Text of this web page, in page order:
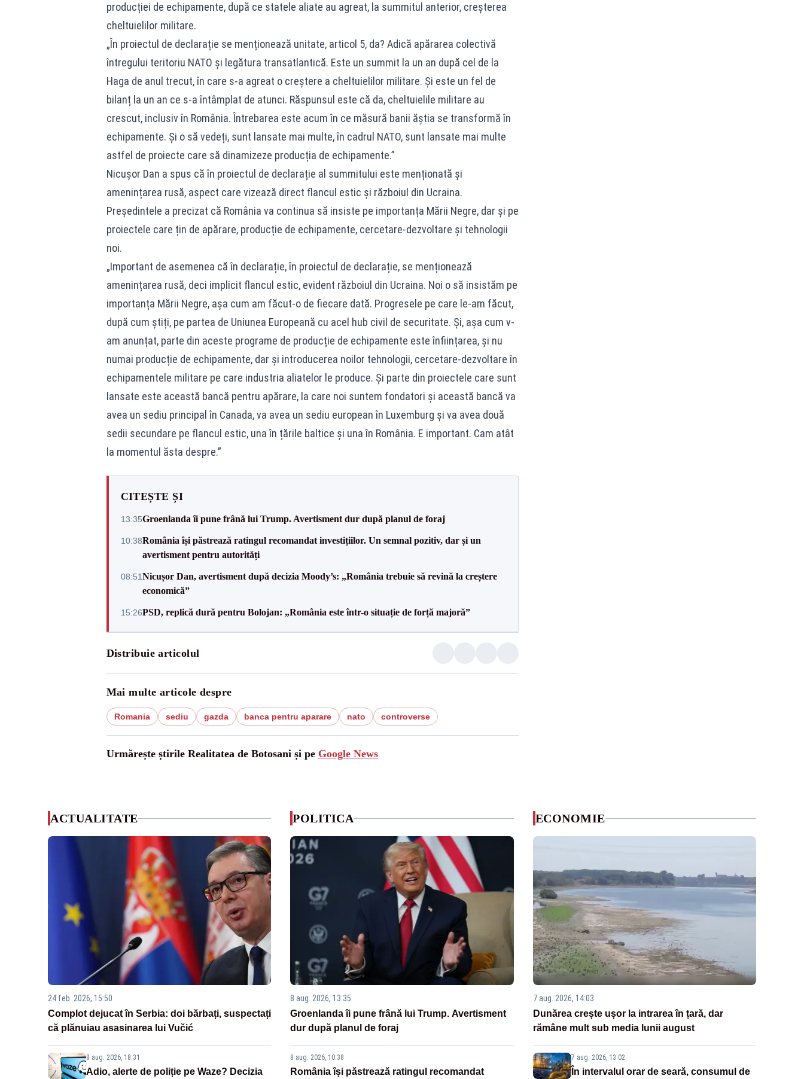
producției de echipamente, după ce statele aliate au agreat, la summitul anterior, creșterea
cheltuielilor militare.
„În proiectul de declarație se menționează unitate, articol 5, da? Adică apărarea colectivă
întregului teritoriu NATO și legătura transatlantică. Este un summit la un an după cel de la
Haga de anul trecut, în care s-a agreat o creștere a cheltuielilor militare. Și este un fel de
bilanț la un an ce s-a întâmplat de atunci. Răspunsul este că da, cheltuielile militare au
crescut, inclusiv în România. Întrebarea este acum în ce măsură banii ăștia se transformă în
echipamente. Și o să vedeți, sunt lansate mai multe, în cadrul NATO, sunt lansate mai multe
astfel de proiecte care să dinamizeze producția de echipamente.”
Nicușor Dan a spus că în proiectul de declarație al summitului este menționată și
amenințarea rusă, aspect care vizează direct flancul estic și războiul din Ucraina.
Președintele a precizat că România va continua să insiste pe importanța Mării Negre, dar și pe
proiectele care țin de apărare, producție de echipamente, cercetare-dezvoltare și tehnologii
noi.
„Important de asemenea că în declarație, în proiectul de declarație, se menționează
amenințarea rusă, deci implicit flancul estic, evident războiul din Ucraina. Noi o să insistăm pe
importanța Mării Negre, așa cum am făcut-o de fiecare dată. Progresele pe care le-am făcut,
după cum știți, pe partea de Uniunea Europeană cu acel hub civil de securitate. Și, așa cum v-
am anunțat, parte din aceste programe de producție de echipamente este înființarea, și nu
numai producție de echipamente, dar și introducerea noilor tehnologii, cercetare-dezvoltare în
echipamentele militare pe care industria aliatelor le produce. Și parte din proiectele care sunt
lansate este această bancă pentru apărare, la care noi suntem fondatori și această bancă va
avea un sediu principal în Canada, va avea un sediu european în Luxemburg și va avea două
sedii secundare pe flancul estic, una în țările baltice și una în România. E important. Cam atât
la momentul ăsta despre.”
CITEȘTE ȘI
13:35Groenlanda îi pune frână lui Trump. Avertisment dur după planul de foraj
10:38România își păstrează ratingul recomandat investițiilor. Un semnal pozitiv, dar și un
avertisment pentru autorități
08:51Nicușor Dan, avertisment după decizia Moody’s: „România trebuie să revină la creștere
economică”
15:26PSD, replică dură pentru Bolojan: „România este într-o situație de forță majoră”
Distribuie articolul
Mai multe articole despre
Romania sediu gazda banca pentru aparare nato controverse
Urmărește știrile Realitatea de Botosani și pe Google News
ACTUALITATE
24 feb. 2026, 15:50
Complot dejucat în Serbia: doi bărbați, suspectați
că plănuiau asasinarea lui Vučić
8 aug. 2026, 18:31
Adio, alerte de poliție pe Waze? Decizia
POLITICA
8 aug. 2026, 13:35
Groenlanda îi pune frână lui Trump. Avertisment
dur după planul de foraj
8 aug. 2026, 10:38
România își păstrează ratingul recomandat
ECONOMIE
7 aug. 2026, 14:03
Dunărea crește ușor la intrarea în țară, dar
rămâne mult sub media lunii august
7 aug. 2026, 13:02
În intervalul orar de seară, consumul de